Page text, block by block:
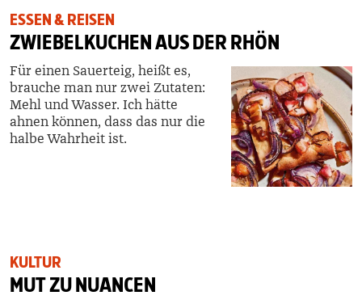
ESSEN & REISEN
ZWIEBELKUCHEN AUS DER RHÖN
Für einen Sauerteig, heißt es,
brauche man nur zwei Zutaten:
Mehl und Wasser. Ich hätte
ahnen können, dass das nur die
halbe Wahrheit ist.
KULTUR
MUT ZU NUANCEN